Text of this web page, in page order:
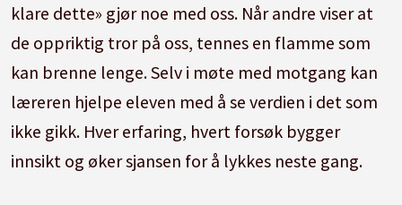
klare dette» gjør noe med oss. Når andre viser at
de oppriktig tror på oss, tennes en flamme som
kan brenne lenge. Selv i møte med motgang kan
læreren hjelpe eleven med å se verdien i det som
ikke gikk. Hver erfaring, hvert forsøk bygger
innsikt og øker sjansen for å lykkes neste gang.